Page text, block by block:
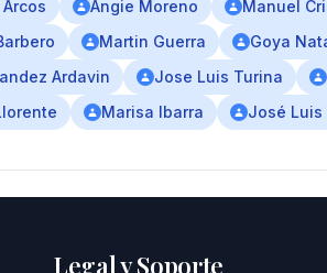
Angie Moreno Manuel
Martin Guerra Goya
Ardavin Jose Luis Turina
Marisa Ibarra José Luis
Legal y Soporte